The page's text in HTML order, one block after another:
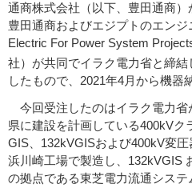
通商株式会社（以下、豊田通商）
豊田通商およびエジプトのエン
Electric For Power System
社）が共同でイラク電力省と締結
したもので、2021年4月から機器
今回受注したのはイラク電力省
県に建設を計画している400kVク
GIS、132kVGISおよび400kV変
浜川崎工場で製造し、132kVGIS
の拠点である東芝電力流通システ